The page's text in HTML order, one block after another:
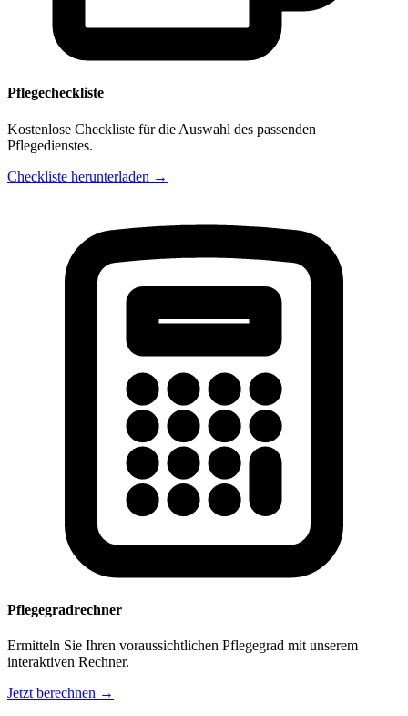
Pflegecheckliste
Kostenlose Checkliste für die Auswahl des passenden
Pflegedienstes.
Checkliste herunterladen →
Pflegegradrechner
Ermitteln Sie Ihren voraussichtlichen Pflegegrad mit unserem
interaktiven Rechner.
Jetzt berechnen →